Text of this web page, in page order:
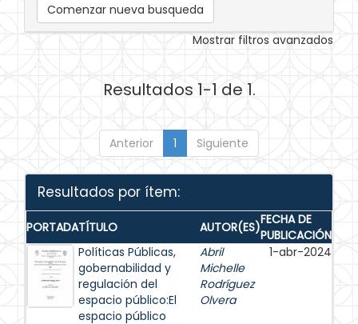
Comenzar nueva busqueda
Mostrar filtros avanzados
Resultados 1-1 de 1.
Anterior 1 Siguiente
Resultados por ítem:
PORTADATÍTULO AUTOR(ES)FECHA DE
PUBLICACIÓN
Políticas Públicas,
gobernabilidad y
regulación del
espacio público:El
espacio público
Abril
Michelle
Rodríguez
Olvera
1-abr-2024